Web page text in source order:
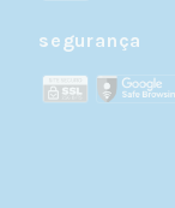
segurança